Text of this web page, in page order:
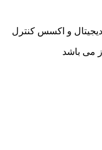
دیجیتال و اکسس کنترل
می باشد